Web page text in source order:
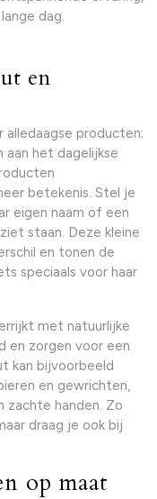
dag.
en
alledaagse producten;
aan het dagelijkse
betekenis. Stel je
eigen naam of een
staan. Deze kleine
en tonen de
speciaals voor haar
met natuurlijke
en zorgen voor een
kan bijvoorbeeld
en gewrichten,
zachte handen. Zo
draag je ook bij
op maat